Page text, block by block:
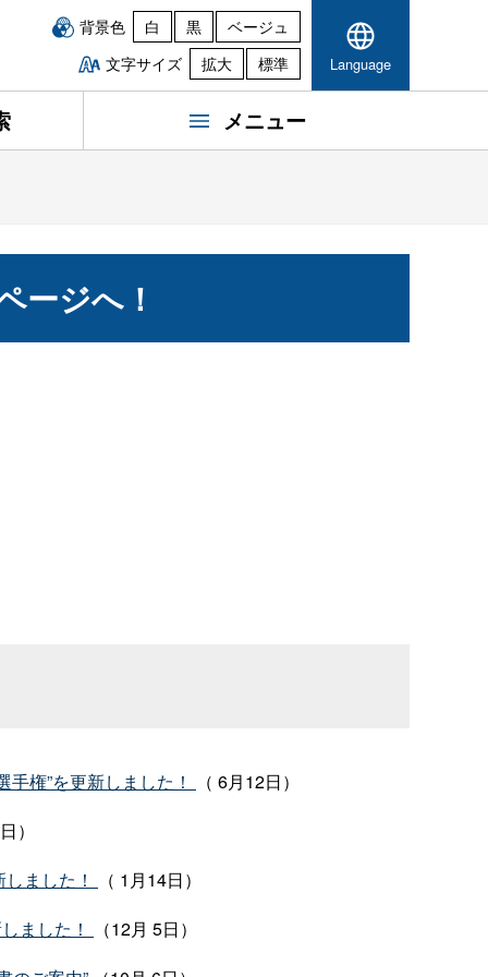
背景色 白 黒
ベージュ
文字サイズ
拡大 標準 Language
メニュー
ージへ！
権”を更新しました！
（ 6月12日）
）
ました！
（ 1月14日）
ました！
（12月 5日）